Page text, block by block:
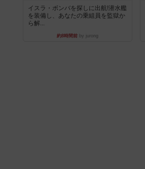
イスラ・ボンバを探しに出航!潜水艦
を装備し、あなたの乗組員を監獄か
ら解...
約8時間前 by jurong